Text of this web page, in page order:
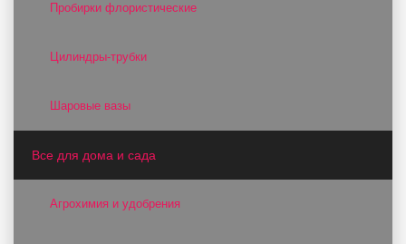
Пробирки флористические
Цилиндры-трубки
Шаровые вазы
Все для дома и сада
Агрохимия и удобрения